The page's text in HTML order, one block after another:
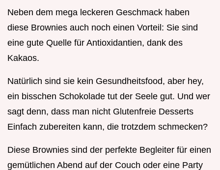
Neben dem mega leckeren Geschmack haben
diese Brownies auch noch einen Vorteil: Sie sind
eine gute Quelle für Antioxidantien, dank des
Kakaos.
Natürlich sind sie kein Gesundheitsfood, aber hey,
ein bisschen Schokolade tut der Seele gut. Und wer
sagt denn, dass man nicht Glutenfreie Desserts
Einfach zubereiten kann, die trotzdem schmecken?
Diese Brownies sind der perfekte Begleiter für einen
gemütlichen Abend auf der Couch oder eine Party